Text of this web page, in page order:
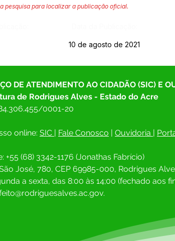
pesquisa para localizar a publicação oficial.
10 de agosto de 2021
DE ATENDIMENTO AO CIDADÃO (SIC) E
de Rodrigues Alves - Estado do Acre
0001-20
online: SIC | Fale Conosco | Ouvidoria |
+55 (68) 3342-1176 (Jonathas Fabrício)
José, 780, CEP 69985-000, Rodrigues
a sexta, das 8:00 às 14;00 (fechado aos